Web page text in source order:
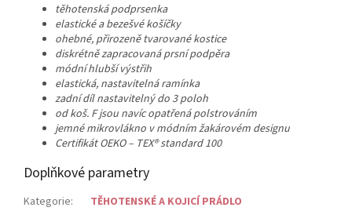
těhotenská podprsenka
elastické a bezešvé košíčky
ohebné, přirozeně tvarované kostice
diskrétnězapracovaná prsní podpěra
módní hlubší výstřih
elastická, nastavitelná ramínka
zadní díl nastavitelný do 3 poloh
od koš. F jsou navíc opatřená polstrováním
jemné mikrovlákno v módním žakárovém designu
Certifikát OEKO – TEX® standard 100
Doplňkové parametry
Kategorie:
TĚHOTENSKÉ A KOJICÍ PRÁDLO